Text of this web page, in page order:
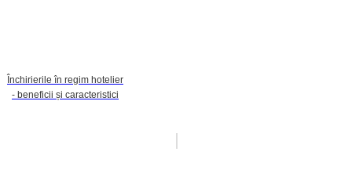
Închirierile în regim hotelier
- beneficii și caracteristici